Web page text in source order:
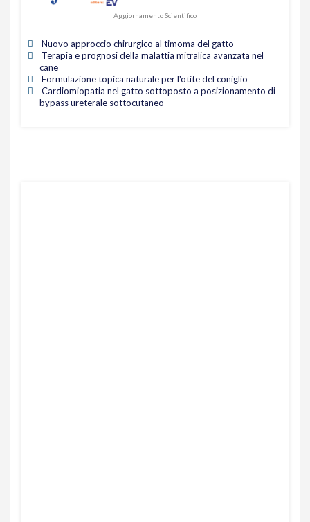
Aggiornamento Scientifico
Nuovo approccio chirurgico al timoma del gatto
Terapia e prognosi della malattia mitralica avanzata nel
cane
Formulazione topica naturale per l'otite del coniglio
Cardiomiopatia nel gatto sottoposto a posizionamento di
bypass ureterale sottocutaneo